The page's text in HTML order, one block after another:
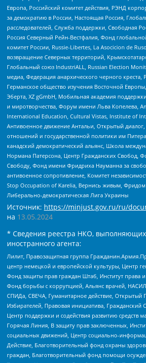
Европа, Российский комитет действия, РЭНД
за демократию в России, Настоящая Россия,
расследователей, Служба поддержки, Свободная
Россия Северный Рейн-Вестфалия, Фонд
комитет России, Russie-Libertes, La Asocicion de
возвращение Северных территорий,
Глобальный союз IndustriALL, Russian Election
медиа, Федерация анархического черного креста,
Германское общество изучения Восточной
Эберта, XZ gGmbH, Мобильная академия
и миротворчества, Форум имени Льва Копелева,
International Education, Cultural Vistas, Institute of
Антивоенное движение Антальи, Открытый
отношений и государственной политики им
канадский демократический альянс, Школа
Нормана Патерсона, Центр Гражданских Свобод,
Свободу, Фонд имени Фридриха Науманна за
антивоенное сопротивление, Комитет
Stop Occupation of Karelia, Вернись живым, Фридом
Либерально-демократическая Лига Украины
Источник: https://minjust.gov.ru/ru/
на 13.05.2024
* Сведения реестра НКО,
иностранного агента:
Лилит, Правозащитная группа
центр немецкой и европейской культуры, Центр
Фонд защиты прав граждан Штаб, Институт права
Фонд борьбы с коррупцией, Альянс врачей,
СПИДа, СВЕЧА, Гуманитарное действие, Открытый
Избирателей, Правовая инициатива, Гражданский
Центр поддержки и содействия развитию средств
Горячая Линия, В защиту прав заключенных,
социальных движений, Центр социально-
Действие, Благотворительный фонд охраны
граждан, Благотворительный фонд помощи